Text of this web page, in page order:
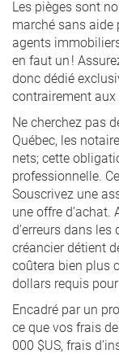
Les pièges sont
marché sans aide
agents
en faut un !
donc dédié
contrairement aux
Ne cherchez pas
Québec, les
nets; cette
professionnelle.
Souscrivez une
une offre d’achat.
d’erreurs dans
créancier détient
coûtera bien plus
dollars requis
Encadré par un
ce que vos frais
000 $US, frais